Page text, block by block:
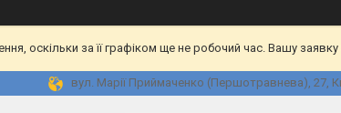
оскільки за її графіком ще не робочий час. Вашу
вул. Марії Приймаченко (Першотравнева), 27,